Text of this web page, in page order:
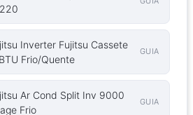
Inverter Fujitsu Cassete
Frio/Quente
GUIA
Ar Cond Split Inv 9000
Frio
GUIA